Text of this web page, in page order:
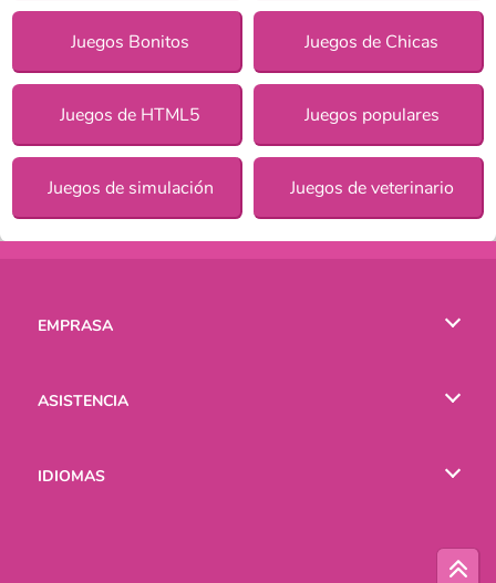
Juegos Bonitos Juegos de Chicas
Juegos de HTML5 Juegos populares
Juegos de simulación Juegos de veterinario
EMPRASA
ASISTENCIA
IDIOMAS